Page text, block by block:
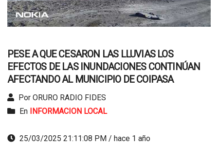
PESE A QUE CESARON LAS LLUVIAS LOS
EFECTOS DE LAS INUNDACIONES CONTINÚAN
AFECTANDO AL MUNICIPIO DE COIPASA
Por ORURO RADIO FIDES
En INFORMACION LOCAL
25/03/2025 21:11:08 PM / hace 1 año